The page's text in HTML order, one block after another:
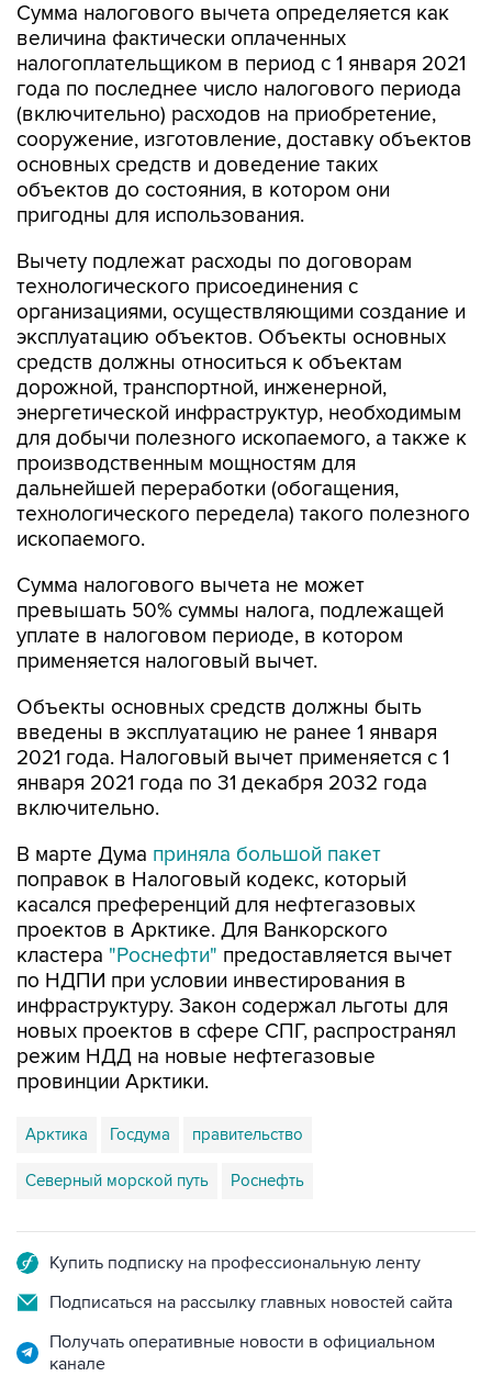
Сумма налогового вычета определяется как
величина фактически оплаченных
налогоплательщиком в период с 1 января 2021
года по последнее число налогового периода
(включительно) расходов на приобретение,
сооружение, изготовление, доставку объектов
основных средств и доведение таких
объектов до состояния, в котором они
пригодны для использования.
Вычету подлежат расходы по договорам
технологического присоединения с
организациями, осуществляющими создание и
эксплуатацию объектов. Объекты основных
средств должны относиться к объектам
дорожной, транспортной, инженерной,
энергетической инфраструктур, необходимым
для добычи полезного ископаемого, а также к
производственным мощностям для
дальнейшей переработки (обогащения,
технологического передела) такого полезного
ископаемого.
Сумма налогового вычета не может
превышать 50% суммы налога, подлежащей
уплате в налоговом периоде, в котором
применяется налоговый вычет.
Объекты основных средств должны быть
введены в эксплуатацию не ранее 1 января
2021 года. Налоговый вычет применяется с 1
января 2021 года по 31 декабря 2032 года
включительно.
В марте Дума приняла большой пакет
поправок в Налоговый кодекс, который
касался преференций для нефтегазовых
проектов в Арктике. Для Ванкорского
кластера "Роснефти" предоставляется вычет
по НДПИ при условии инвестирования в
инфраструктуру. Закон содержал льготы для
новых проектов в сфере СПГ, распространял
режим НДД на новые нефтегазовые
провинции Арктики.
Арктика Госдума правительство
Северный морской путь Роснефть
Купить подписку на профессиональную ленту
Подписаться на рассылку главных новостей сайта
Получать оперативные новости в официальном
канале